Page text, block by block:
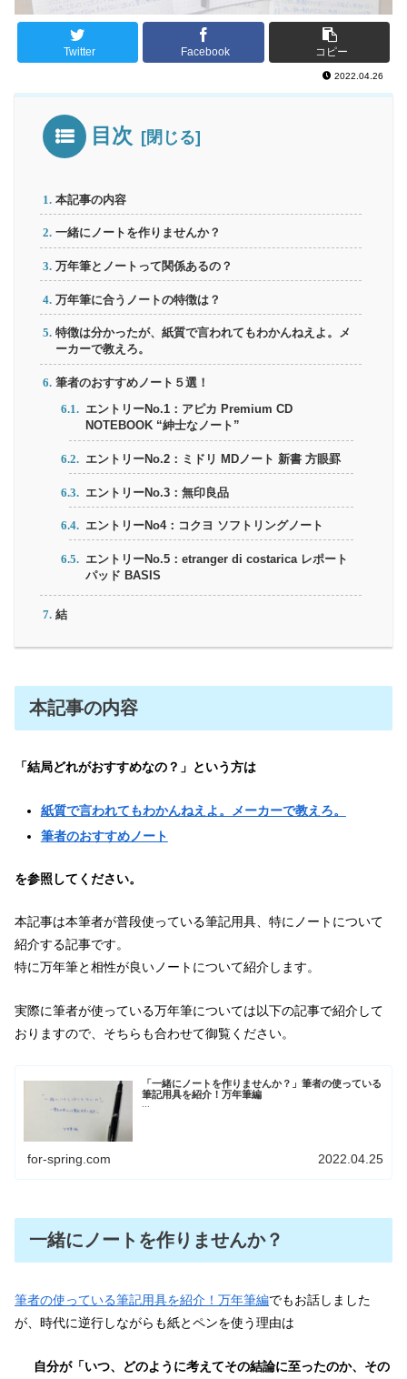
Twitter Facebook コピー
2022.04.26
目次
本記事の内容
一緒にノートを作りませんか？
万年筆とノートって関係あるの？
万年筆に合うノートの特徴は？
特徴は分かったが、紙質で言われてもわかんねえよ。メ
ーカーで教えろ。
筆者のおすすめノート５選！
エントリーNo.1：アピカ Premium CD
NOTEBOOK “紳士なノート”
エントリーNo.2：ミドリ MDノート 新書 方眼罫
エントリーNo.3：無印良品
エントリーNo4：コクヨ ソフトリングノート
エントリーNo.5：etranger di costarica レポート
パッド BASIS
結
本記事の内容
「結局どれがおすすめなの？」という方は
紙質で言われてもわかんねえよ。メーカーで教えろ。
筆者のおすすめノート
を参照してください。
本記事は本筆者が普段使っている筆記用具、特にノートについて
紹介する記事です。
特に万年筆と相性が良いノートについて紹介します。
実際に筆者が使っている万年筆については以下の記事で紹介して
おりますので、そちらも合わせて御覧ください。
「一緒にノートを作りませんか？」筆者の使っている
筆記用具を紹介！万年筆編
for-spring.com 2022.04.25
一緒にノートを作りませんか？
筆者の使っている筆記用具を紹介！万年筆編でもお話しました
が、時代に逆行しながらも紙とペンを使う理由は
自分が「いつ、どのように考えてその結論に至ったのか、その